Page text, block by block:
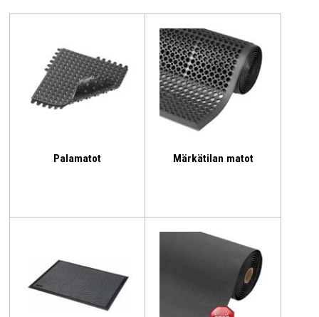
Palamatot Märkätilan matot